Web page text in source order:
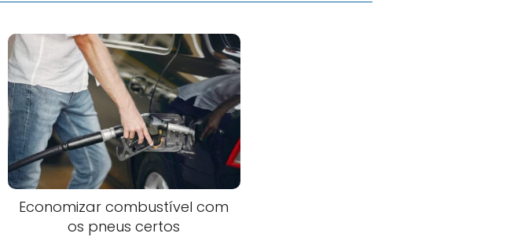
Economizar combustível com
os pneus certos